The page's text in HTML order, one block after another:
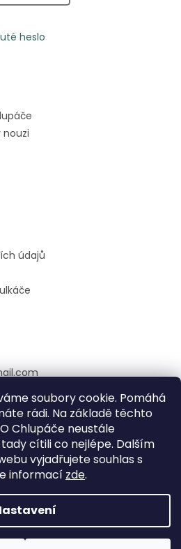
soubory cookie. Pomáhá
rádi. Na základě těchto
Chlupáče neustále
cítili co nejlépe. Dalším
vyjadřujete souhlas s
informací zde.
heslo
údajů
Vytvořil Shoptet
. Všechna práva vyhrazena.